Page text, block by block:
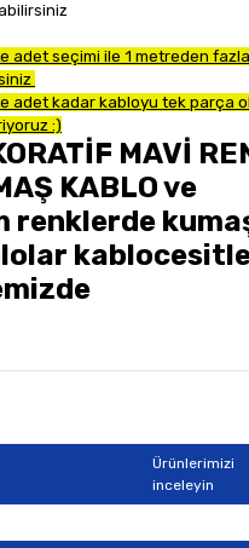
adet seçimi ile 1 metreden
adet kadar kabloyu tek parça
:)
MAVİ
KABLO ve
renklerde
Yorum Yaz
fiyat bilgisi, resim, ürün
ve önerileriniz için teşekkür
resmi kalitesiz, bozuk veya
açıklamasında eksik bilgiler
Ürünlerimizi
inceleyin